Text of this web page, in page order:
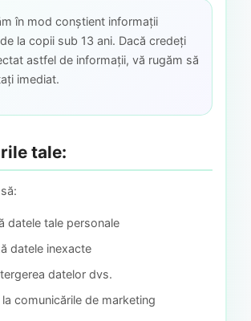
în mod conștient informații
la copii sub 13 ani. Dacă credeți
astfel de informații, vă rugăm să
imediat.
tale:
datele tale personale
datele inexacte
datelor dvs.
la comunicările de marketing